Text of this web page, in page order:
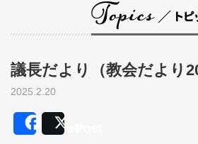
議長だより（教会だより
2025.2.20
Share